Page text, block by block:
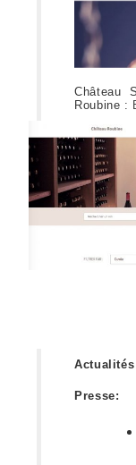
Château
Roubine :
Actualités
Presse: